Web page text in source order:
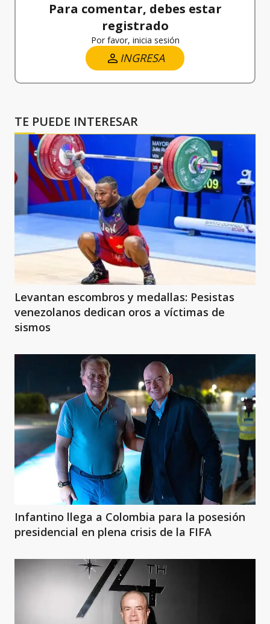
Para comentar, debes estar
registrado
Por favor, inicia sesión
INGRESA
TE PUEDE INTERESAR
Levantan escombros y medallas: Pesistas
venezolanos dedican oros a víctimas de
sismos
Infantino llega a Colombia para la posesión
presidencial en plena crisis de la FIFA